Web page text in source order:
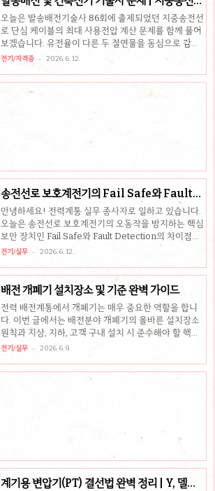
선간전압과 상전압: Y결선 등가회로 해석 시 인가되는
상전압은 선간전압을 3
으로 나눈 값 적용선로전류와
상전류 위상차:Δ 부하에 흐르는 상전류는 선로전류보
다 크기가 1/ 3 배이며, 위상은30∘
앞섬 기출문제 (86
회 1교시 9번)평형 3상 배전선로가..
로 단심 케이블 최대 사용전압
오늘은 발송배전기술사 86회에 출제되었던 지중송전선
로 단심 케이블의 최대 사용전압 계산 문제를 함께 풀어
보겠습니다. 유전율이 다른 두 절연물을 동심으로 감았
을 때의 전위경도와 최대 사용전압을 구하는 핵심 이론
큼 떨어진 점의 전위경도E=λ2πϵ0ϵsr
[V/m]최대 스트
레스 지점: 케이블 내부의 최대 전위경도(E
음 1. 문제의 개요 및 기본 조건지중송전선로에 사용되
전기/자격증 2026. 6. 12.
송전선로 보호계전기의 Fail Safe와 Fault
Detection 요소 이해하기
안녕하세요! 전력계통 실무 종사자로 일하고 있습니다.
오늘은 송전선로 보호계전기의 오동작을 방지하는 핵심
보안 장치인 Fail Safe와 Fault Detection의 차이점과
복잡한 제조사별 특징을 현장 실무와 기술사 시험에 맞
Safe: 하드웨어 접점 직렬 구성 → 오동작 물리적 차단
Fault Detection: 특정 계통 조건 만족 시 작동 → 논리
적 소프트웨어 감시정정 원칙: 상시 조건 명확 시 사용,
부동작 우려 시 선별적 Off 및 복합 요소 조합 필수 1.
Fail Safe vs Fault Detection 개념 비교보호계전기의
주요소(Main Element)가 단독으로 고장을 판단하면
서지나 노이즈로 인한 오동작 위험이 커집니다. 이를 ..
전기/실무 2026. 6. 12.
배전 개폐기 설치장소 및 기준 완벽 가이드
전력 배전계통에서 개폐기는 매우 중요한 역할을 합니
다. 이번 글에서는 배전분야 개폐기의 올바른 설치장소
원칙과 지상, 지하, 고객 구내 설치 시 준수해야 할 핵심
기준들을 알기 쉽게 정리했습니다. 전력 실무자분들께
기는 지상 설치를 원칙으로 하며, 상황에 따라 고객 구내
에 설치지상/지하: 보도 설치가 원칙이며, 소화전 등에
치를 원칙으로 합니다. 하지만 도심지나 특정 환경에서
공간이 있을 경우 그 장소에 설치하는 것을 허용하고 있
습니다...
전기/실무 2026. 6. 9.
계기용 변압기(PT) 결선법 완벽 정리 | Y, 델타,